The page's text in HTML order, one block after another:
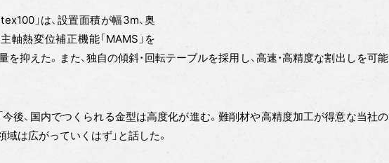
」は、設置面積が幅3m、奥
軸熱変位補正機能「MAMS」を
を抑えた。また、独自の傾斜・回転テーブルを採用し、高速・高精度な割出しを可能
後、国内でつくられる金型は高度化が進む。難削材や高精度加工が得意な当社の
は広がっていくはず」と話した。